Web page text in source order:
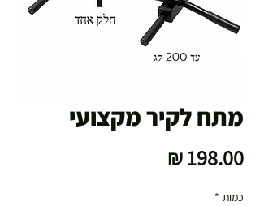
מתח לקיר מקצועי
כמות *